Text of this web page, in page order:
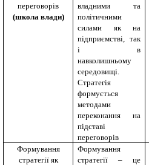
переговорів
(школа влади)
владними та
політичними
силами як на
підприємстві, так
і в
навколишньому
середовищі.
Стратегія
формується
методами
переконання на
підставі
переговорів
Формування
стратегії як
Формування
стратегії – це